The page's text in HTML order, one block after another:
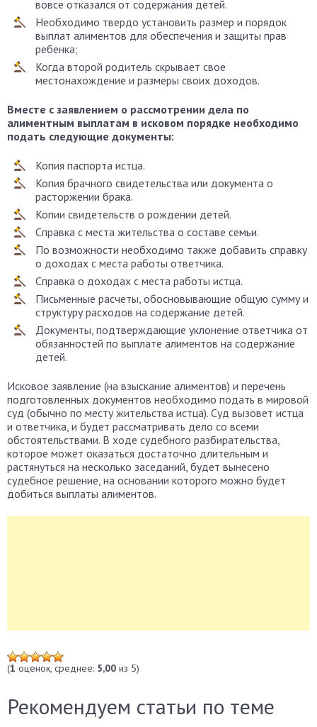
вовсе отказался от содержания детей.
Необходимо твердо установить размер и порядок
выплат алиментов для обеспечения и защиты прав
ребенка;
Когда второй родитель скрывает свое
местонахождение и размеры своих доходов.
Вместе с заявлением о рассмотрении дела по
алиментным выплатам в исковом порядке необходимо
подать следующие документы:
Копия паспорта истца.
Копия брачного свидетельства или документа о
расторжении брака.
Копии свидетельств о рождении детей.
Справка с места жительства о составе семьи.
По возможности необходимо также добавить справку
о доходах с места работы ответчика.
Справка о доходах с места работы истца.
Письменные расчеты, обосновывающие общую сумму и
структуру расходов на содержание детей.
Документы, подтверждающие уклонение ответчика от
обязанностей по выплате алиментов на содержание
детей.
Исковое заявление (на взыскание алиментов) и перечень
подготовленных документов необходимо подать в мировой
суд (обычно по месту жительства истца). Суд вызовет истца
и ответчика, и будет рассматривать дело со всеми
обстоятельствами. В ходе судебного разбирательства,
которое может оказаться достаточно длительным и
растянуться на несколько заседаний, будет вынесено
судебное решение, на основании которого можно будет
добиться выплаты алиментов.
(1 оценок, среднее: 5,00 из 5)
Рекомендуем статьи по теме